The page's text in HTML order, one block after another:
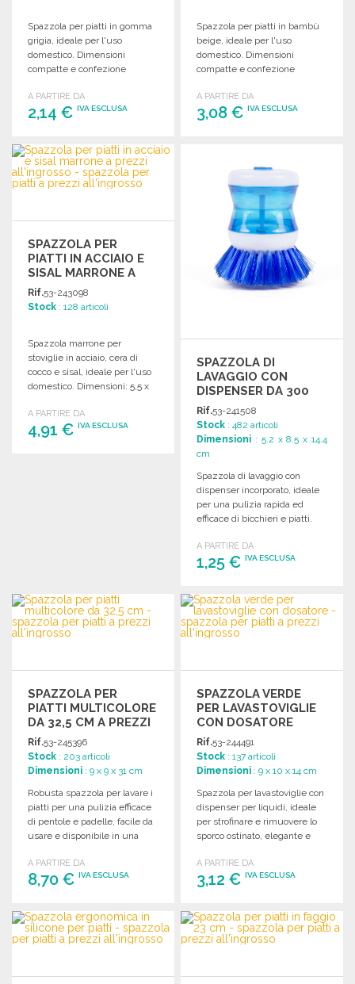
Spazzola per piatti in gomma
grigia, ideale per l'uso
domestico. Dimensioni
compatte e confezione
presentazione.
A PARTIRE DA
2,14 € IVA ESCLUSA
ORDINARE
Richiedi un preventivo
Spazzola per piatti in bambù
beige, ideale per l'uso
domestico. Dimensioni
compatte e confezione
presentazione.
A PARTIRE DA
3,08 €IVA ESCLUSA
Richiedi un preventivo
SPAZZOLA PER
PIATTI IN ACCIAIO E
SISAL MARRONE A
PREZZI
ALL'INGROSSO
Rif.53-243098
Stock : 128 articoli
Spazzola marrone per
stoviglie in acciaio, cera di
cocco e sisal, ideale per l'uso
domestico. Dimensioni: 5,5 x
A PARTIRE DA
4,91 € IVA ESCLUSA
SPAZZOLA DI
LAVAGGIO CON
DISPENSER DA 300
ML A PREZZI
ALL'INGROSSO
Rif.53-241508
Stock : 482 articoli
Dimensioni : 5.2 x 8.5 x 14.4
cm
Spazzola di lavaggio con
dispenser incorporato, ideale
per una pulizia rapida ed
efficace di bicchieri e piatti.
A PARTIRE DA
1,25 €IVA ESCLUSA
ORDINARE
Richiedi un preventivo
SPAZZOLA PER
PIATTI MULTICOLORE
DA 32,5 CM A PREZZI
ALL'INGROSSO
Rif.53-245396
Stock : 203 articoli
Dimensioni : 9 x 9 x 31 cm
Robusta spazzola per lavare i
piatti per una pulizia efficace
di pentole e padelle, facile da
usare e disponibile in una
A PARTIRE DA
8,70 € IVA ESCLUSA
ORDINARE
Richiedi un preventivo
SPAZZOLA VERDE
PER LAVASTOVIGLIE
CON DOSATORE
Rif.53-244491
Stock : 137 articoli
Dimensioni : 9 x 10 x 14 cm
Spazzola per lavastoviglie con
dispenser per liquidi, ideale
per strofinare e rimuovere lo
sporco ostinato, elegante e
A PARTIRE DA
3,12 €IVA ESCLUSA
ORDINARE
Richiedi un preventivo